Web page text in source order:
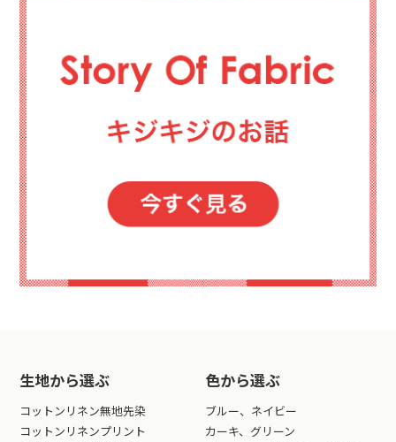
生地から選ぶ
コットンリネン無地先染
コットンリネンプリント
色から選ぶ
ブルー、ネイビー
カーキ、グリーン